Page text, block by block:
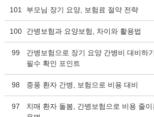
101 부모님 장기 요양, 보험료 절약 전략
100 간병보험과 요양보험, 차이와 활용법
99
간병보험으로 장기 요양 간병비 대비하
필수 확인 포인트
98 중풍 환자 간병, 보험으로 비용 대비
97
치매 환자 돌봄, 간병보험으로 비용 줄